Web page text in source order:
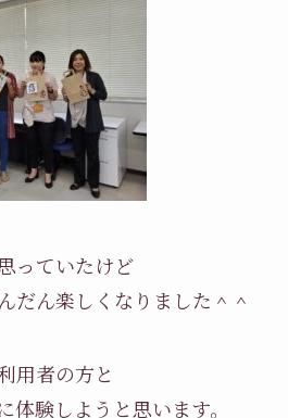
っていたけど
だん楽しくなりました＾＾
用者の方と
験しようと思います。